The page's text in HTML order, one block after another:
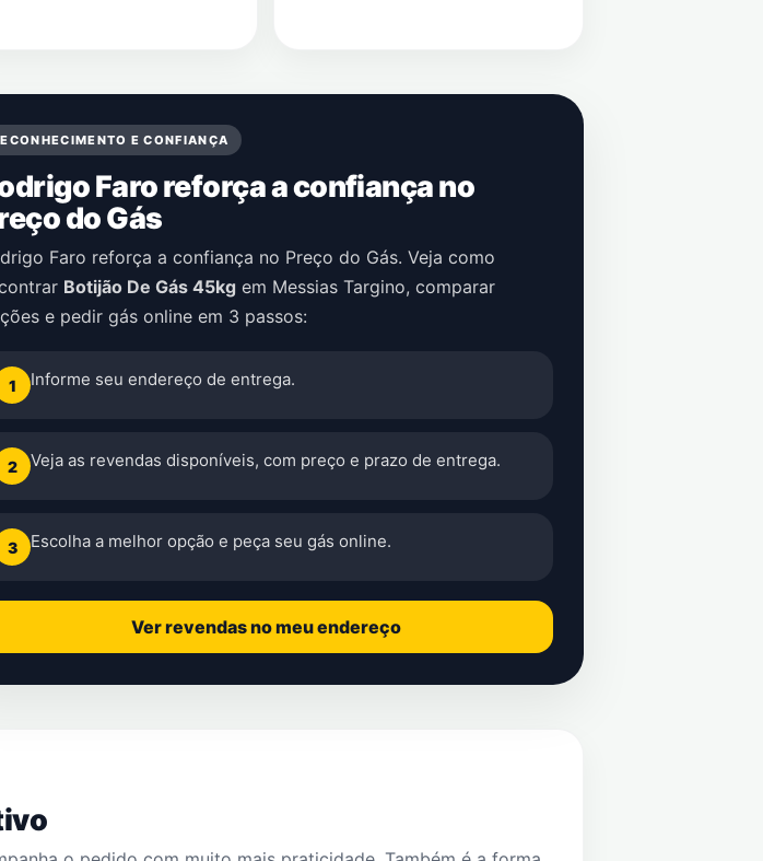
E CONFIANÇA
Faro reforça a confiança no
do Gás
Faro reforça a confiança no Preço do Gás. Veja como
Botijão De Gás 45kg em Messias Targino, comparar
e pedir gás online em 3 passos:
1 Informe seu endereço de entrega.
2 Veja as revendas disponíveis, com preço e prazo de entrega.
3 Escolha a melhor opção e peça seu gás online.
Ver revendas no meu endereço